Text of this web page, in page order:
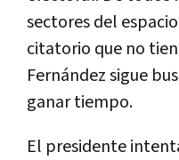
sectores del
citatorio que no
Fernández sigue
ganar tiempo.
El presidente